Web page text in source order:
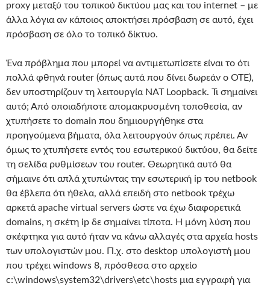
proxy μεταξύ του τοπικού δικτύου μας και του internet – με
άλλα λόγια αν κάποιος αποκτήσει πρόσβαση σε αυτό, έχει
πρόσβαση σε όλο το τοπικό δίκτυο.
Ένα πρόβλημα που μπορεί να αντιμετωπίσετε είναι το ότι
πολλά φθηνά router (όπως αυτά που δίνει δωρεάν ο ΟΤΕ),
δεν υποστηρίζουν τη λειτουργία NAT Loopback. Τι σημαίνει
αυτό; Από οποιαδήποτε απομακρυσμένη τοποθεσία, αν
χτυπήσετε το domain που δημιουργήθηκε στα
προηγούμενα βήματα, όλα λειτουργούν όπως πρέπει. Αν
όμως το χτυπήσετε εντός του εσωτερικού δικτύου, θα δείτε
τη σελίδα ρυθμίσεων του router. Θεωρητικά αυτό θα
σήμαινε ότι απλά χτυπώντας την εσωτερική ip του netbook
θα έβλεπα ότι ήθελα, αλλά επειδή στο netbook τρέχω
αρκετά apache virtual servers ώστε να έχω διαφορετικά
domains, η σκέτη ip δε σημαίνει τίποτα. Η μόνη λύση που
σκέφτηκα για αυτό ήταν να κάνω αλλαγές στα αρχεία hosts
των υπολογιστών μου. Π.χ. στο desktop υπολογιστή μου
που τρέχει windows 8, πρόσθεσα στο αρχείο
c:\windows\system32\drivers\etc\hosts μια εγγραφή για